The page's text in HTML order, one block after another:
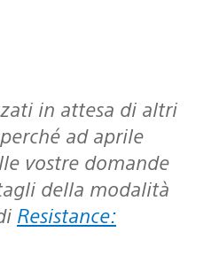
ad aprile
vostre domande
della modalità
Resistance: